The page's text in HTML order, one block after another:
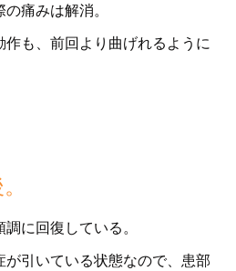
痛みは解消。
作も、前回より曲げれるように
に回復している。
が引いている状態なので、患部